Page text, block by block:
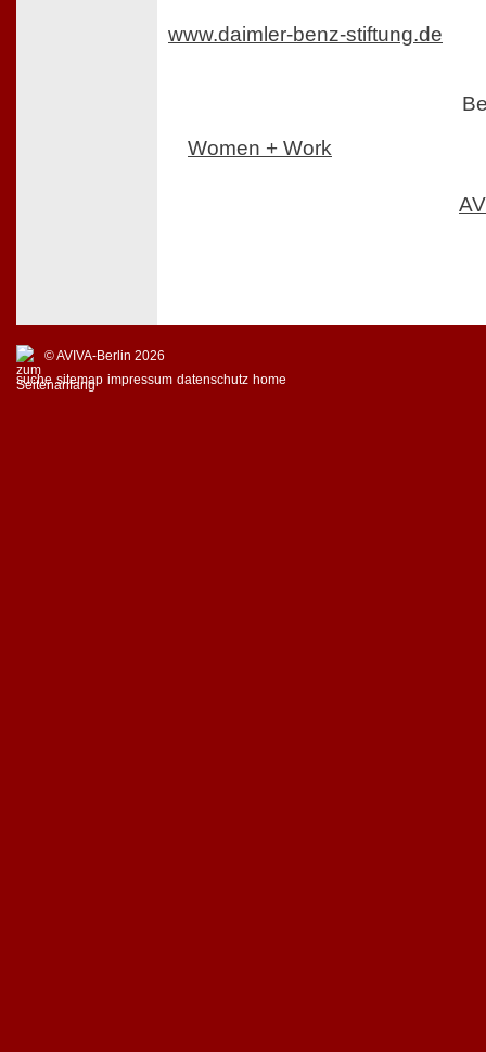
www.daimler-benz-stiftung.de
Women + Work
© AVIVA-Berlin 2026
suche sitemap impressum datenschutz home